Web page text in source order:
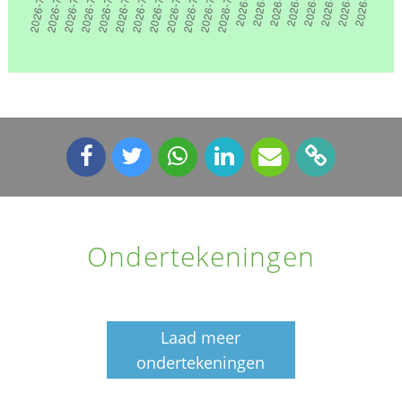
Ondertekeningen
Laad meer
ondertekeningen